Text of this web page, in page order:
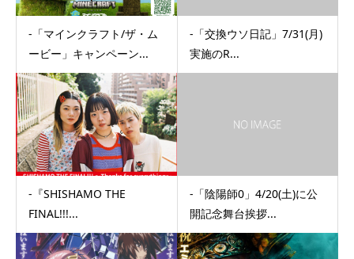
-「マインクラフト/ザ・ム
ービー」キャンペーン...
-「交換ウソ日記」7/31(月)
実施のR...
-『SHISHAMO THE
FINAL!!!...
-「陰陽師0」4/20(土)に公
開記念舞台挨拶...